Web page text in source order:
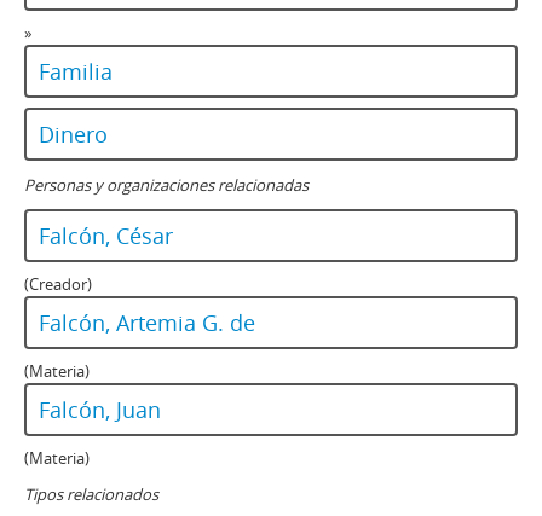
»
Familia
Dinero
Personas y organizaciones relacionadas
Falcón, César
(Creador)
Falcón, Artemia G. de
(Materia)
Falcón, Juan
(Materia)
Tipos relacionados